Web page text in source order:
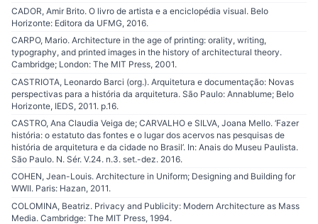
CADOR, Amir Brito. O livro de artista e a enciclopédia visual. Belo
Horizonte: Editora da UFMG, 2016.
CARPO, Mario. Architecture in the age of printing: orality, writing,
typography, and printed images in the history of architectural theory.
Cambridge; London: The MIT Press, 2001.
CASTRIOTA, Leonardo Barci (org.). Arquitetura e documentação: Novas
perspectivas para a história da arquitetura. São Paulo: Annablume; Belo
Horizonte, IEDS, 2011. p.16.
CASTRO, Ana Claudia Veiga de; CARVALHO e SILVA, Joana Mello. ‘Fazer
história: o estatuto das fontes e o lugar dos acervos nas pesquisas de
história de arquitetura e da cidade no Brasil’. In: Anais do Museu Paulista.
São Paulo. N. Sér. V.24. n.3. set.-dez. 2016.
COHEN, Jean-Louis. Architecture in Uniform; Designing and Building for
WWII. Paris: Hazan, 2011.
COLOMINA, Beatriz. Privacy and Publicity: Modern Architecture as Mass
Media. Cambridge: The MIT Press, 1994.